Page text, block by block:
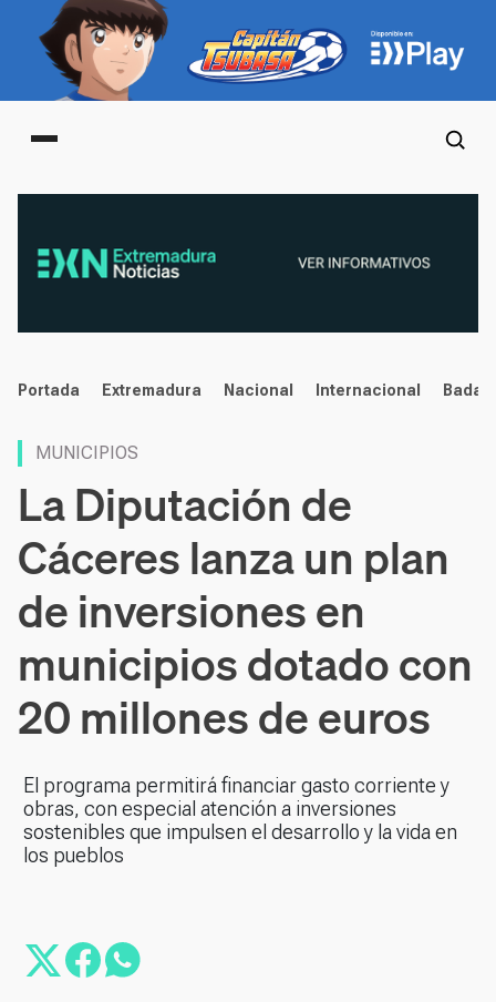
Main menu
noticias
Portada Extremadura Nacional Internacional
MUNICIPIOS
La Diputación de
Cáceres lanza un plan
de inversiones en
municipios dotado con
20 millones de euros
El programa permitirá financiar gasto corriente y
obras, con especial atención a inversiones
sostenibles que impulsen el desarrollo y la vida en
los pueblos